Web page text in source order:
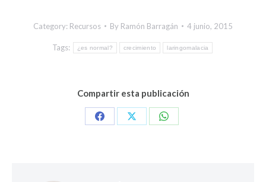
Category: Recursos By Ramón Barragán 4 junio, 2015
Tags: ¿es normal? crecimiento laringomalacia
Compartir esta publicación
Share
Share
Share